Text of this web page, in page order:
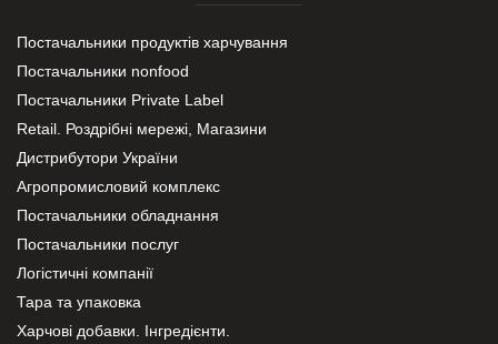
Постачальники продуктів харчування
Постачальники nonfood
Постачальники Private Label
Retail. Роздрібні мережі, Магазини
Дистрибутори України
Агропромисловий комплекс
Постачальники обладнання
Постачальники послуг
Логістичні компанії
Тара та упаковка
Харчові добавки. Інгредієнти.